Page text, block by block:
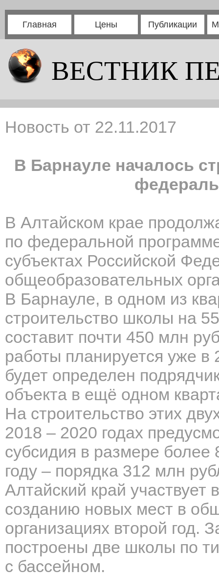
Главная Цены Публикации
ВЕСТНИК
Новость от 22.11.2017
В Барнауле началось
В Алтайском крае
по федеральной
субъектах Российской
общеобразовательных
В Барнауле, в одном из
строительство школы на
составит почти 450 млн
работы планируется уже в
будет определен
объекта в ещё одном
На строительство этих
2018 – 2020 годах
субсидия в размере более
году – порядка 312 млн
Алтайский край
созданию новых мест в
организациях второй год.
построены две школы по
с бассейном.